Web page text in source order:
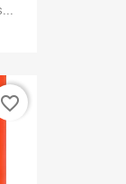
favorite_border